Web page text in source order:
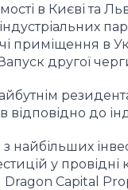
в Києві та
приміщення в
другої
відповідно до
найбільших
у провідні
Capital